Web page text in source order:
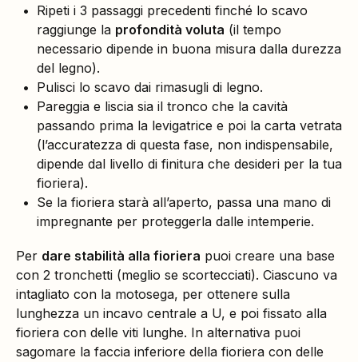
Ripeti i 3 passaggi precedenti finché lo scavo
raggiunge la profondità voluta (il tempo
necessario dipende in buona misura dalla durezza
del legno).
Pulisci lo scavo dai rimasugli di legno.
Pareggia e liscia sia il tronco che la cavità
passando prima la levigatrice e poi la carta vetrata
(l’accuratezza di questa fase, non indispensabile,
dipende dal livello di finitura che desideri per la tua
fioriera).
Se la fioriera starà all’aperto, passa una mano di
impregnante per proteggerla dalle intemperie.
Per dare stabilità alla fioriera puoi creare una base
con 2 tronchetti (meglio se scortecciati). Ciascuno va
intagliato con la motosega, per ottenere sulla
lunghezza un incavo centrale a U, e poi fissato alla
fioriera con delle viti lunghe. In alternativa puoi
sagomare la faccia inferiore della fioriera con delle